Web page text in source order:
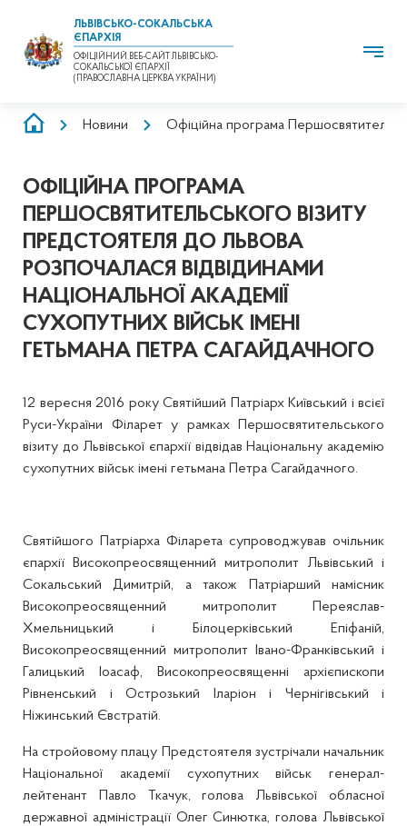
ЛЬВІВСЬКО-СОКАЛЬСЬКА
ЄПАРХІЯ
ОФІЦІЙНИЙ ВЕБ-САЙТ ЛЬВІВСЬКО-
СОКАЛЬСЬКОЇ ЄПАРХІЇ
(ПРАВОСЛАВНА ЦЕРКВА УКРАЇНИ)
РЯДОК
Новини Офіційна програма
ОФІЦІЙНА ПРОГРАМА
ПЕРШОСВЯТИТЕЛЬСЬКОГО ВІЗИТУ
ПРЕДСТОЯТЕЛЯ ДО ЛЬВОВА
РОЗПОЧАЛАСЯ ВІДВІДИНАМИ
НАЦІОНАЛЬНОЇ АКАДЕМІЇ
СУХОПУТНИХ ВІЙСЬК ІМЕНІ
ГЕТЬМАНА ПЕТРА САГАЙДАЧНОГО
12 вересня 2016 року Святійший Патріарх Київський і всієї
Руси-України Філарет у рамках Першосвятительського
візиту до Львівської єпархії відвідав Національну академію
сухопутних військ імені гетьмана Петра Сагайдачного.
Святійшого Патріарха Філарета супроводжував очільник
єпархії Високопреосвященний митрополит Львівський і
Сокальський Димитрій, а також Патріарший намісник
Високопреосвященний митрополит Переяслав-
Хмельницький і Білоцерківський Епіфаній,
Високопреосвященний митрополит Івано-Франківський і
Галицький Іоасаф, Високопреосвященні архієпископи
Рівненський і Острозький Іларіон і Чернігівський і
Ніжинський Євстратій.
На стройовому плацу Предстоятеля зустрічали начальник
Національної академії сухопутних військ генерал-
лейтенант Павло Ткачук, голова Львівської обласної
державної адміністрації Олег Синютка, голова Львівської